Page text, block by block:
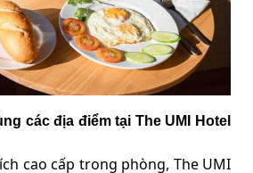
các địa điểm tại The UMI Hotel
cao cấp trong phòng, The UMI